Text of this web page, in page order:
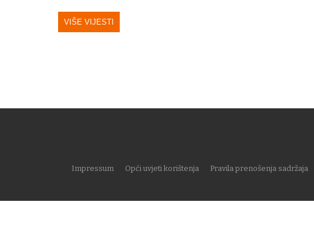
VIŠE VIJESTI
Impressum Opći uvjeti korištenja Pravila prenošenja sadržaja